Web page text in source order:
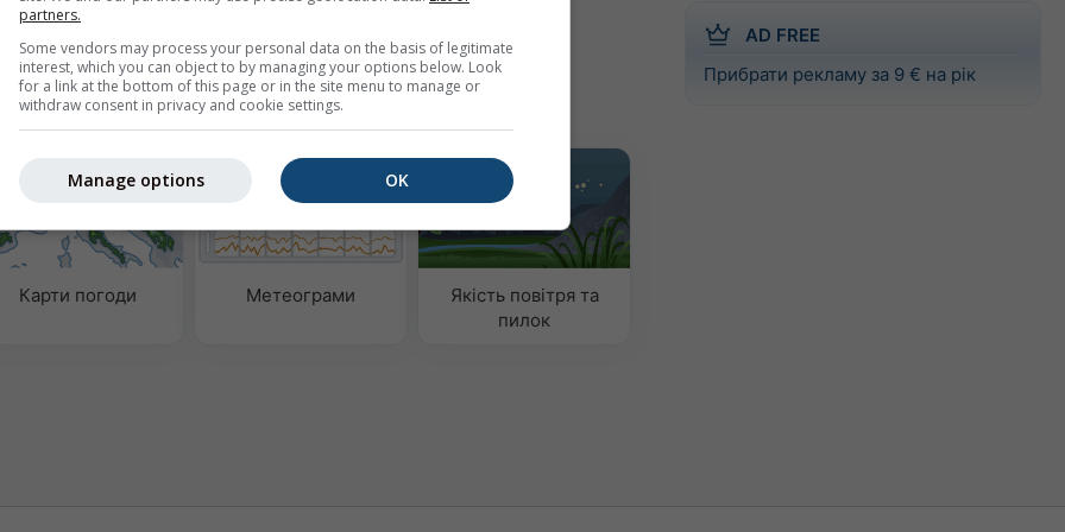
AD FREE
Прибрати рекламу за 9 € на рік
Карти погоди Метеограми
Якість повітря та
пилок
partners.
Some vendors may process your personal data on the basis of legitimate
interest, which you can object to by managing your options below. Look
for a link at the bottom of this page or in the site menu to manage or
withdraw consent in privacy and cookie settings.
OK
Manage options